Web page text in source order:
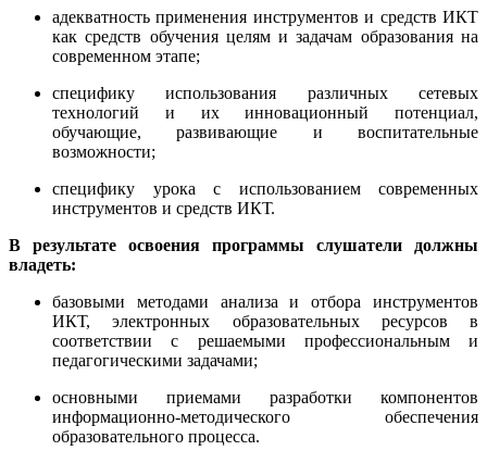
адекватность применения инструментов и средств ИКТ
как средств обучения целям и задачам образования на
современном этапе;
специфику использования различных сетевых
технологий и их инновационный потенциал,
обучающие, развивающие и воспитательные
возможности;
специфику урока с использованием современных
инструментов и средств ИКТ.
В результате освоения программы слушатели должны
владеть:
базовыми методами анализа и отбора инструментов
ИКТ, электронных образовательных ресурсов в
соответствии с решаемыми профессиональным и
педагогическими задачами;
основными приемами разработки компонентов
информационно-методического обеспечения
образовательного процесса.